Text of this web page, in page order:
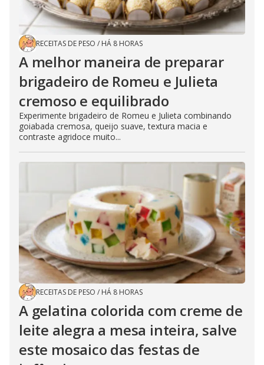
RECEITAS DE PESO / HÁ 8 HORAS
A melhor maneira de preparar
brigadeiro de Romeu e Julieta
cremoso e equilibrado
Experimente brigadeiro de Romeu e Julieta combinando
goiabada cremosa, queijo suave, textura macia e
contraste agridoce muito...
RECEITAS DE PESO / HÁ 8 HORAS
A gelatina colorida com creme de
leite alegra a mesa inteira, salve
este mosaico das festas de